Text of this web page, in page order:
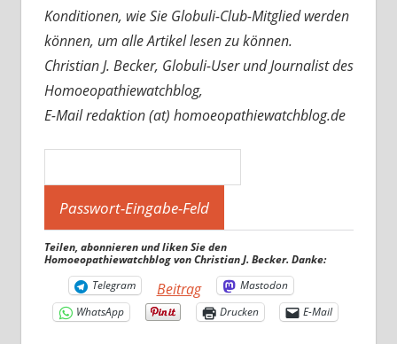
Konditionen, wie Sie Globuli-Club-Mitglied werden
können, um alle Artikel lesen zu können.
Christian J. Becker, Globuli-User und Journalist des
Homoeopathiewatchblog,
E-Mail redaktion (at) homoeopathiewatchblog.de
Teilen, abonnieren und liken Sie den
Homoeopathiewatchblog von Christian J. Becker. Danke:
Telegram
Beitrag
Mastodon
WhatsApp
Drucken E-Mail